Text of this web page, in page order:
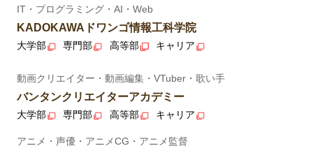
IT・プログラミング・AI・Web
KADOKAWAドワンゴ情報工科学院
大学部 専門部 高等部 キャリア
動画クリエイター・動画編集・VTuber・歌い手
バンタンクリエイターアカデミー
大学部 専門部 高等部 キャリア
アニメ・声優・アニメCG・アニメ監督